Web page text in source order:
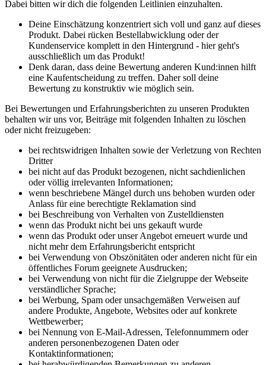
Dabei bitten wir dich die folgenden Leitlinien einzuhalten.
Deine Einschätzung konzentriert sich voll und ganz auf dieses
Produkt. Dabei rücken Bestellabwicklung oder der
Kundenservice komplett in den Hintergrund - hier geht's
ausschließlich um das Produkt!
Denk daran, dass deine Bewertung anderen Kund:innen hilft
eine Kaufentscheidung zu treffen. Daher soll deine
Bewertung zu konstruktiv wie möglich sein.
Bei Bewertungen und Erfahrungsberichten zu unseren Produkten
behalten wir uns vor, Beiträge mit folgenden Inhalten zu löschen
oder nicht freizugeben:
bei rechtswidrigen Inhalten sowie der Verletzung von Rechten
Dritter
bei nicht auf das Produkt bezogenen, nicht sachdienlichen
oder völlig irrelevanten Informationen;
wenn beschriebene Mängel durch uns behoben wurden oder
Anlass für eine berechtigte Reklamation sind
bei Beschreibung von Verhalten von Zustelldiensten
wenn das Produkt nicht bei uns gekauft wurde
wenn das Produkt oder unser Angebot erneuert wurde und
nicht mehr dem Erfahrungsbericht entspricht
bei Verwendung von Obszönitäten oder anderen nicht für ein
öffentliches Forum geeignete Ausdrucken;
bei Verwendung von nicht für die Zielgruppe der Webseite
verständlicher Sprache;
bei Werbung, Spam oder unsachgemäßen Verweisen auf
andere Produkte, Angebote, Websites oder auf konkrete
Wettbewerber;
bei Nennung von E-Mail-Adressen, Telefonnummern oder
anderen personenbezogenen Daten oder
Kontaktinformationen;